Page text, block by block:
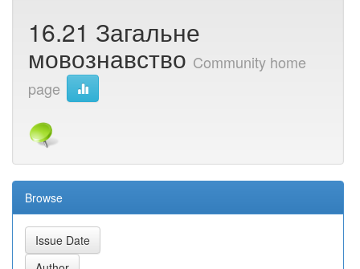
16.21 Загальне
мовознавство Community home
page
Browse